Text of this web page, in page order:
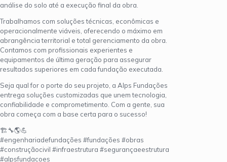
análise do solo até a execução final da obra.
Trabalhamos com soluções técnicas, econômicas e
operacionalmente viáveis, oferecendo o máximo em
abrangência territorial e total gerenciamento da obra.
Contamos com profissionais experientes e
equipamentos de última geração para assegurar
resultados superiores em cada fundação executada.
Seja qual for o porte do seu projeto, a Alps Fundações
entrega soluções customizadas que unem tecnologia,
confiabilidade e comprometimento. Com a gente, sua
obra começa com a base certa para o sucesso!
🏗️🔧🌎💪
#engenhariadefundações #fundações #obras
#construçãocivil #infraestrutura #segurançaeestrutura
#alpsfundacoes